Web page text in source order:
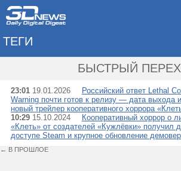
ТЕГИ
БЫСТРЫЙ
23:01 19.01.2026
Российский ответ Lethal
Warning почти готов к релизу — дата выхода
новый трейлер кооперативного хоррора
10:29 15.10.2024
Кооперативный хоррор о
«Клеть» от создателей «Кужлёвки» получил
доступе Steam и крупное обновление
← В ПРОШЛОЕ